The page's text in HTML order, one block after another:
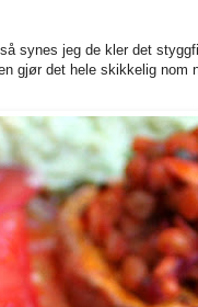
synes jeg de kler det
gjør det hele skikkelig nom